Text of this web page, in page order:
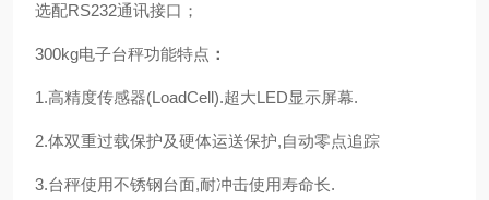
选配RS232通讯接口；
300kg电子台秤功能特点 ：
1.高精度传感器(LoadCell).超大LED显示屏幕.
2.体双重过载保护及硬体运送保护,自动零点追踪
3.台秤使用不锈钢台面,耐冲击使用寿命长.